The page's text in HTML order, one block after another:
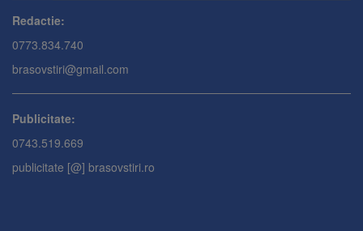
Redactie:
0773.834.740
brasovstiri@gmail.com
Publicitate:
0743.519.669
publicitate [@] brasovstiri.ro